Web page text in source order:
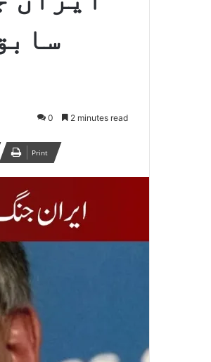
0 2 minutes read
Print